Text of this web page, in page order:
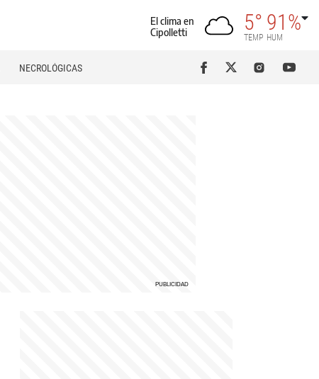
El clima en
Cipolletti
5°
TEMP
91%
HUM
NECROLÓGICAS